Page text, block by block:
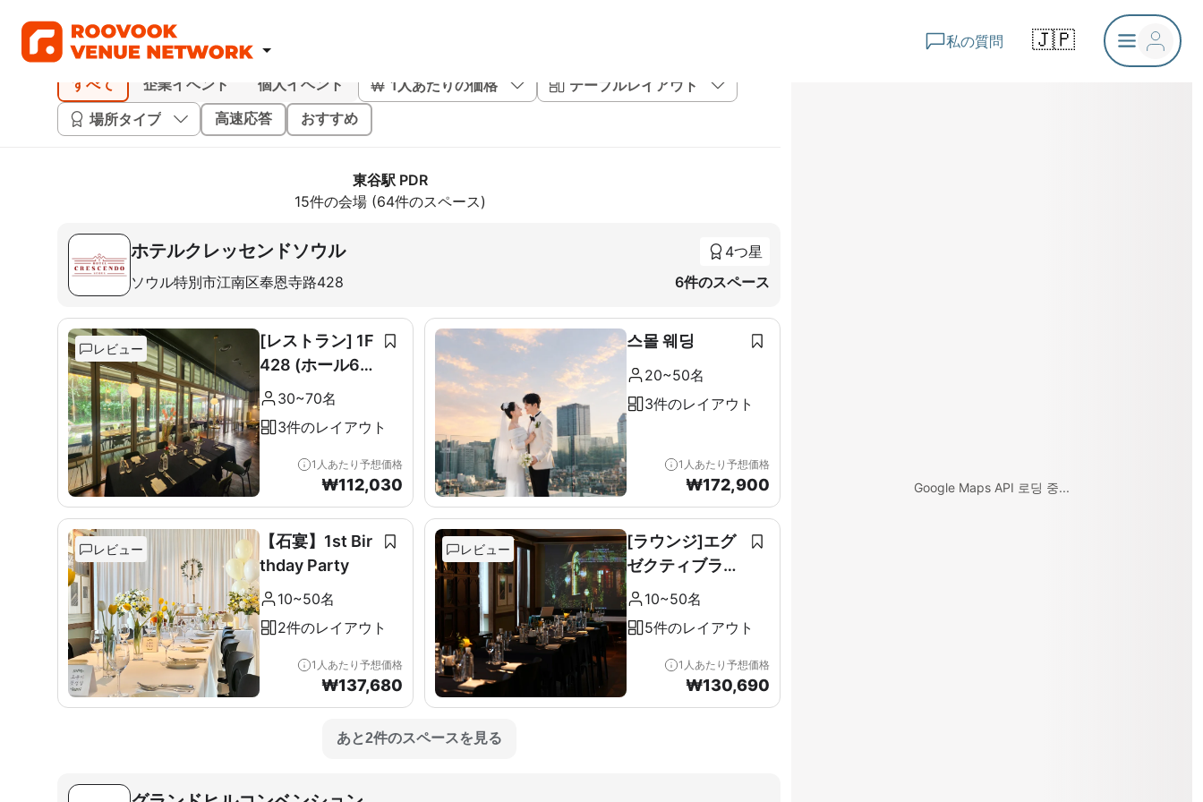
私の質問 🇯🇵
すべて 企業イベント 個人イベント 1人あたりの価格
テーブルレイアウト
場所タイプ
高速応答 おすすめ
東谷駅 PDR
15件の会場 (64件のスペース)
ホテルクレッセンドソウル
ソウル特別市江南区奉恩寺路428
4つ星
6件のスペース
レビュー
[レストラン] 1F
428 (ホール60
席+ルーム10席)
30~70名
3件のレイアウト
1人あたり予想価格
₩112,030
스몰 웨딩
20~50名
3件のレイアウト
1人あたり予想価格
₩172,900
レビュー
【石宴】1st Bir
thday Party
10~50名
2件のレイアウト
1人あたり予想価格
₩137,680
レビュー
[ラウンジ]エグ
ゼクティブラウ
ンジ＆テラス全
10~50名
5件のレイアウト
1人あたり予想価格
₩130,690
あと2件のスペースを見る
Google Maps API 로딩 중...